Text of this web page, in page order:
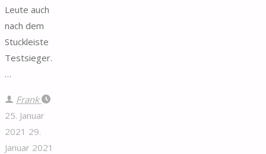
Leute auch
nach dem
Stuckleiste
Testsieger.
…
Frank
25. Januar
2021 29.
Januar 2021